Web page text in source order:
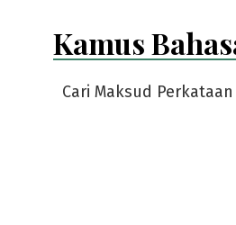
Kamus
Cari Maksud